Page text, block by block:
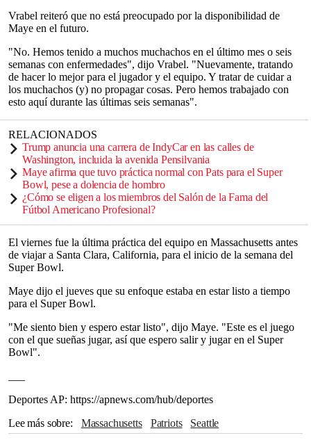
Vrabel reiteró que no está preocupado por la disponibilidad de
Maye en el futuro.
"No. Hemos tenido a muchos muchachos en el último mes o seis
semanas con enfermedades", dijo Vrabel. "Nuevamente, tratando
de hacer lo mejor para el jugador y el equipo. Y tratar de cuidar a
los muchachos (y) no propagar cosas. Pero hemos trabajado con
esto aquí durante las últimas seis semanas".
RELACIONADOS
Trump anuncia una carrera de IndyCar en las calles de
Washington, incluida la avenida Pensilvania
Maye afirma que tuvo práctica normal con Pats para el Super
Bowl, pese a dolencia de hombro
¿Cómo se eligen a los miembros del Salón de la Fama del
Fútbol Americano Profesional?
El viernes fue la última práctica del equipo en Massachusetts antes
de viajar a Santa Clara, California, para el inicio de la semana del
Super Bowl.
Maye dijo el jueves que su enfoque estaba en estar listo a tiempo
para el Super Bowl.
"Me siento bien y espero estar listo", dijo Maye. "Este es el juego
con el que sueñas jugar, así que espero salir y jugar en el Super
Bowl".
Deportes AP: https://apnews.com/hub/deportes
Lee más sobre
Massachusetts Patriots
Seattle